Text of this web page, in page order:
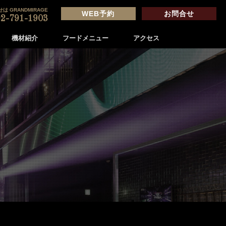
機材紹介 フードメニュー アクセス
は GRANDMIRAGE
791-1903
WEB予約 お問合せ